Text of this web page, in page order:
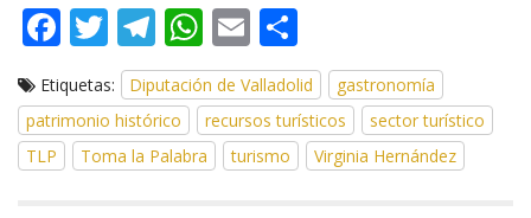
F
e
b
o
T
w
itt
er
T
el
e
gr
a
W
h
at
s
A
E
m
ai
l
o
m
p
ar
Etiquetas: Diputación de Valladolid
gastronomía
patrimonio histórico
recursos turísticos
sector turístico
TLP
Toma la Palabra turismo Virginia Hernández